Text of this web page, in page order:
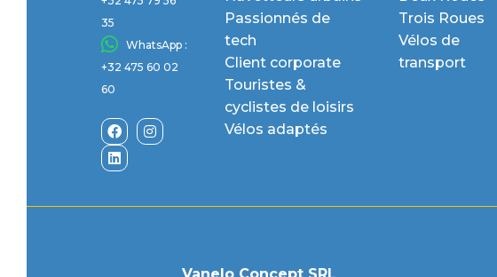
35
WhatsApp :
+32 475 60 02
60
Passionnés de
tech
Client corporate
Touristes &
cyclistes de loisirs
Vélos adaptés
Trois Roues
Vélos de
transport
Vanelo Concept SRL